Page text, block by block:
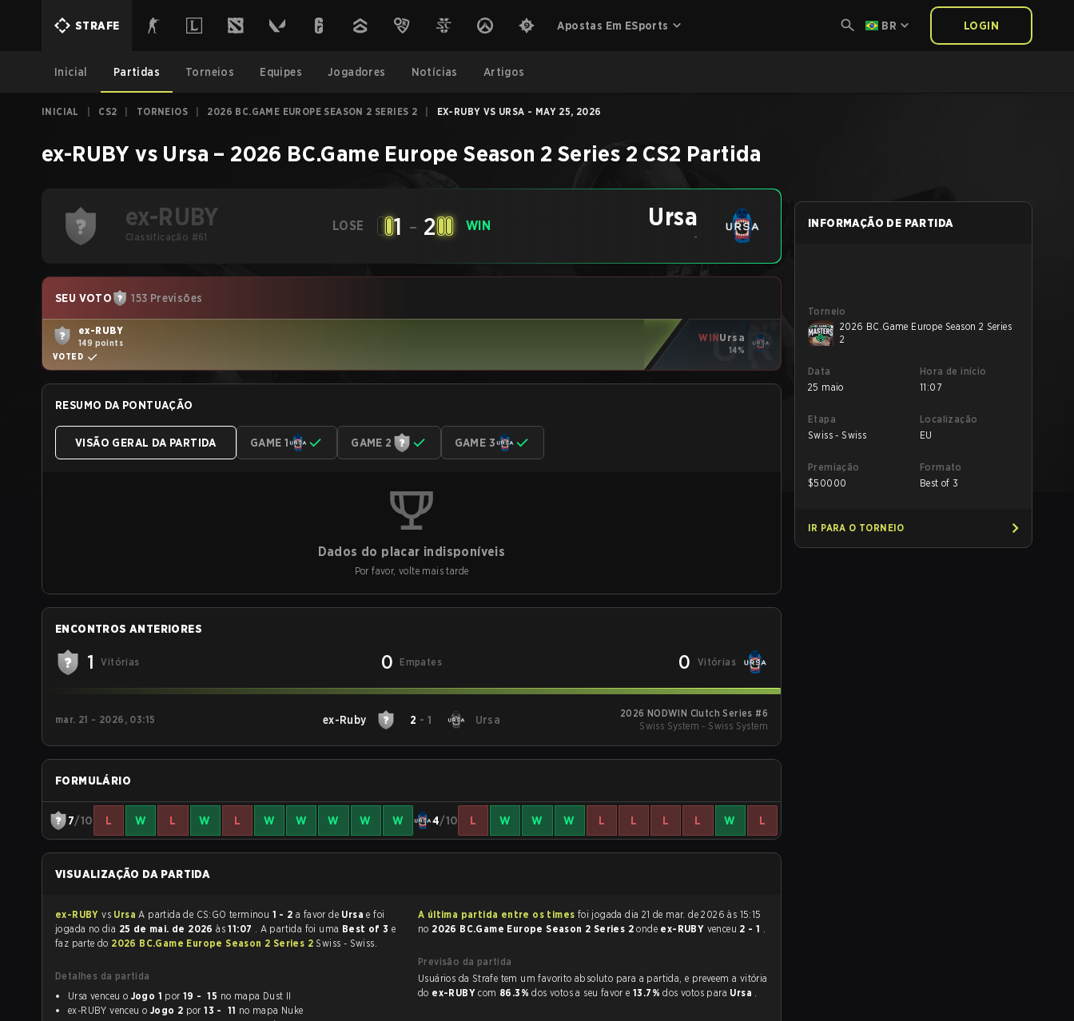
STRAFE Apostas Em ESports BR LOGIN
Inicial Partidas Torneios Equipes Jogadores Notícias Artigos
INICIAL CS2 TORNEIOS 2026 BC.GAME EUROPE SEASON 2 SERIES 2 EX-RUBY VS URSA - MAY 25, 2026
ex-RUBY vs Ursa – 2026 BC.Game Europe Season 2 Series 2 CS2 Partida
ex-RUBY
Classificação #61
LOSE 1 - 2 WIN Ursa
-
SEU VOTO 153 Previsões
ex-RUBY
149 points
VOTED
WINUrsa
14%
RESUMO DA PONTUAÇÃO
VISÃO GERAL DA PARTIDA GAME 1 GAME 2 GAME 3
Dados do placar indisponíveis
Por favor, volte mais tarde
ENCONTROS ANTERIORES
1 Vitórias 0 Empates 0 Vitórias
mar. 21 - 2026, 03:15 ex-Ruby 2 - 1 Ursa
2026 NODWIN Clutch Series #6
Swiss System - Swiss System
FORMULÁRIO
7/10 L W L W L W W W W W 4/10 L W W W L L L L W L
VISUALIZAÇÃO DA PARTIDA
ex-RUBYvs Ursa A partida de CS:GO terminou 1 - 2 a favor de Ursae foi
jogada no dia 25 de mai. de 2026às11:07 . A partida foi uma Best of 3 e
faz parte do 2026 BC.Game Europe Season 2 Series 2 Swiss - Swiss.
Detalhes da partida
Ursa venceu o Jogo 1 por 19 - 15 no mapa Dust II
ex-RUBY venceu o Jogo 2 por 13 - 11 no mapa Nuke
A última partida entre os times
no 2026 BC.Game Europe Season 2 Series 2onde ex-RUBY venceu 2 - 1 .
Previsão da partida
Usuários da Strafe tem um favorito absoluto para a partida, e preveem a vitória
do ex-RUBYcom 86.3%dos votos a seu favor e 13.7%dos votos para Ursa .
INFORMAÇÃO DE PARTIDA
Torneio
2026 BC.Game Europe Season 2 Series
2
Data
25 maio
Hora de início
11:07
Etapa
Swiss - Swiss
Localização
EU
Premiação
$50000
Formato
Best of 3
IR PARA O TORNEIO